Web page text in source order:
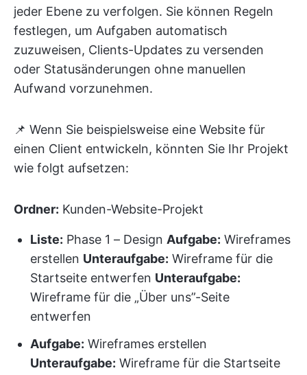
jeder Ebene zu verfolgen. Sie können Regeln
festlegen, um Aufgaben automatisch
zuzuweisen, Clients-Updates zu versenden
oder Statusänderungen ohne manuellen
Aufwand vorzunehmen.
📌 Wenn Sie beispielsweise eine Website für
einen Client entwickeln, könnten Sie Ihr Projekt
wie folgt aufsetzen:
Ordner: Kunden-Website-Projekt
Liste: Phase 1 – Design Aufgabe: Wireframes
erstellen Unteraufgabe: Wireframe für die
Startseite entwerfen Unteraufgabe:
Wireframe für die „Über uns”-Seite
entwerfen
Aufgabe: Wireframes erstellen
Unteraufgabe: Wireframe für die Startseite